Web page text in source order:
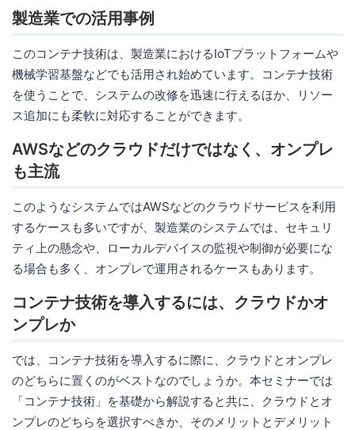
製造業での活用事例
このコンテナ技術は、製造業におけるIoTプラットフォームや
機械学習基盤などでも活用され始めています。コンテナ技術
を使うことで、システムの改修を迅速に行えるほか、リソー
ス追加にも柔軟に対応することができます。
AWSなどのクラウドだけではなく、オンプレ
も主流
このようなシステムではAWSなどのクラウドサービスを利用
するケースも多いですが、製造業のシステムでは、セキュリ
ティ上の懸念や、ローカルデバイスの監視や制御が必要にな
る場合も多く、オンプレで運用されるケースもあります。
コンテナ技術を導入するには、クラウドかオ
ンプレか
では、コンテナ技術を導入するに際に、クラウドとオンプレ
のどちらに置くのがベストなのでしょうか。本セミナーでは
「コンテナ技術」を基礎から解説すると共に、クラウドとオ
ンプレのどちらを選択すべきか、そのメリットとデメリット